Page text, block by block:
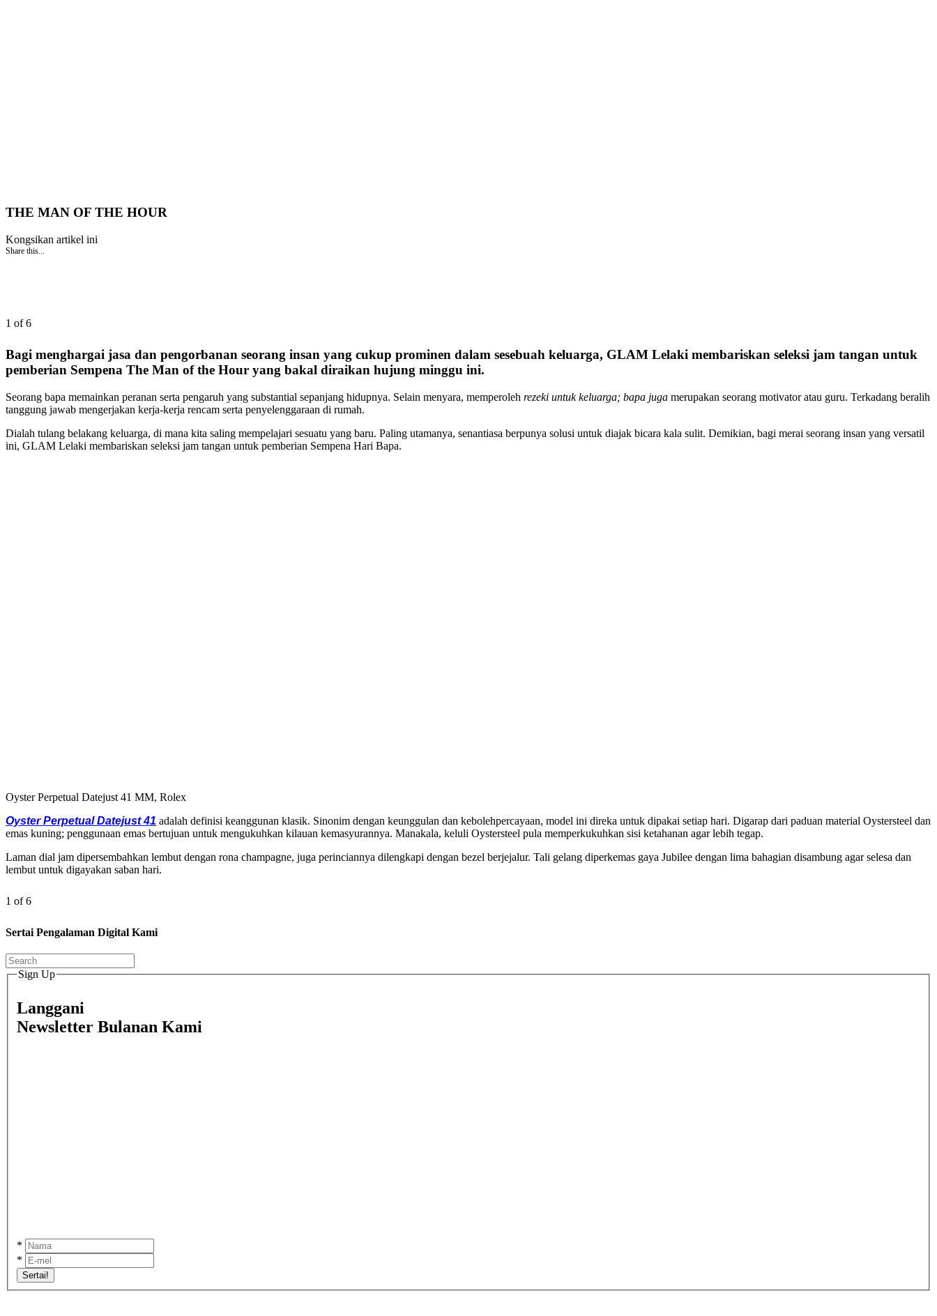
THE MAN OF THE HOUR
Kongsikan artikel ini
Share this...
1 of 6
Bagi menghargai jasa dan pengorbanan seorang insan yang cukup prominen dalam sesebuah keluarga, GLAM Lelaki membariskan seleksi jam tangan untuk
pemberian Sempena The Man of the Hour yang bakal diraikan hujung minggu ini.
Seorang bapa memainkan peranan serta pengaruh yang substantial sepanjang hidupnya. Selain menyara, memperoleh rezeki untuk keluarga; bapa juga merupakan seorang motivator atau guru. Terkadang beralih
tanggung jawab mengerjakan kerja-kerja rencam serta penyelenggaraan di rumah.
Dialah tulang belakang keluarga, di mana kita saling mempelajari sesuatu yang baru. Paling utamanya, senantiasa berpunya solusi untuk diajak bicara kala sulit. Demikian, bagi merai seorang insan yang versatil
ini, GLAM Lelaki membariskan seleksi jam tangan untuk pemberian Sempena Hari Bapa.
Oyster Perpetual Datejust 41 MM, Rolex
Oyster Perpetual Datejust 41 adalah definisi keanggunan klasik. Sinonim dengan keunggulan dan kebolehpercayaan, model ini direka untuk dipakai setiap hari. Digarap dari paduan material Oystersteel dan
emas kuning; penggunaan emas bertujuan untuk mengukuhkan kilauan kemasyurannya. Manakala, keluli Oystersteel pula memperkukuhkan sisi ketahanan agar lebih tegap.
Laman dial jam dipersembahkan lembut dengan rona champagne, juga perinciannya dilengkapi dengan bezel berjejalur. Tali gelang diperkemas gaya Jubilee dengan lima bahagian disambung agar selesa dan
lembut untuk digayakan saban hari.
1 of 6
Sertai Pengalaman Digital Kami
Sign Up
Langgani
Newsletter Bulanan Kami
*
*
Sertai!